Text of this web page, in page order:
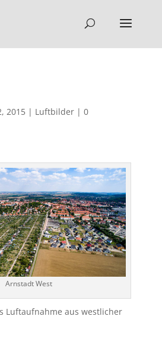
2015| Luftbilder| 0
Arnstadt West
Luftaufnahme aus westlicher